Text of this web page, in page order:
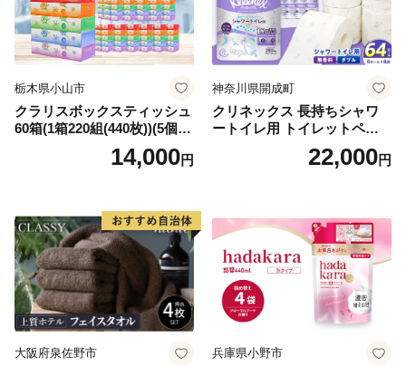
栃木県小山市
クラリスボックスティッシュ
60箱(1箱220組(440枚))(5個入
り×12セット)【1256759】
14,000円
神奈川県開成町
クリネックス 長持ちシャワ
ートイレ用 トイレットペー
パー（ダブル）64ロール(8ロ
ール×8パック) 開成町 トイレ
蓄 防災 エコ 消耗品 生活雑貨
生活用品 無香料 トイレット
ペーパー ダブル といれっと
ぺーぱー トイレ クレシア ト
イレットペーパー [BDBH002
-1]
22,000円
大阪府泉佐野市 兵庫県小野市